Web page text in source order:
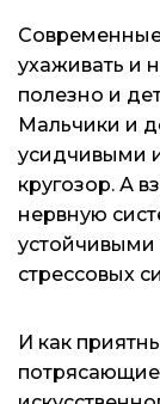
ухаживать и
полезно и
Мальчики и
усидчивыми
кругозор. А
нервную
устойчивыми
стрессовых
И как